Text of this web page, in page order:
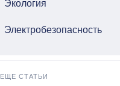
Экология
Электробезопасность
ЕЩЕ СТАТЬИ